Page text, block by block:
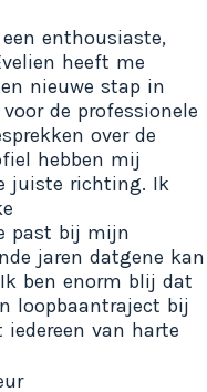
enthousiaste,
heeft me
nieuwe stap in
de professionele
over de
hebben mij
juiste richting. Ik
past bij mijn
jaren datgene kan
ben enorm blij dat
loopbaantraject bij
van harte